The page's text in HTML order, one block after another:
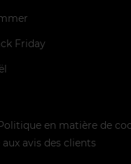
Friday
en matière de
avis des clients